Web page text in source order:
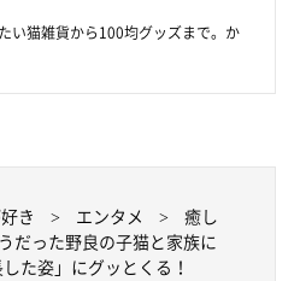
か……飼い主さんに話を聞くと、つくねちゃん
んのかポーズをしていたそうです。
現在と異なる場合があります。
い猫雑貨から100均グッズまで。か
き エンタメ
癒し
だった野良の子猫と家族に
た姿」にグッとくる！